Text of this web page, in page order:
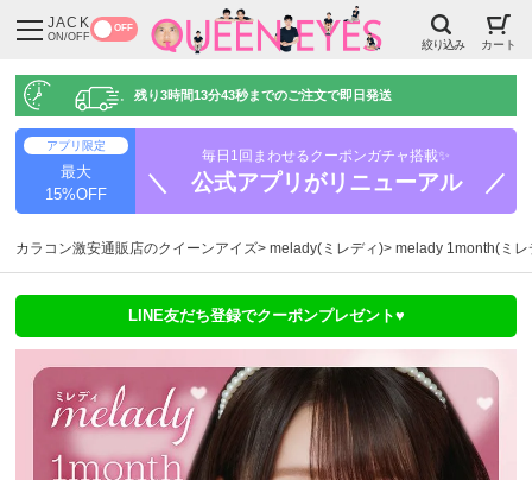
JACK
ON/OFF
OFF
絞り込み カート
残り3時間13分42秒までのご注文で即日発送
アプリ限定
最大
15%OFF
毎日1回まわせるクーポンガチャ搭載✨
＼ 公式アプリがリニューアル ／
カラコン激安通販店のクイーンアイズ melady(ミレディ) melady 1month(ミ
LINE友だち登録でクーポンプレゼント♥